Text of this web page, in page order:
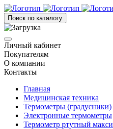
Поиск по каталогу
Личный кабинет
Покупателям
О компании
Контакты
Главная
Медицинская техника
Термометры (градусники)
Электронные термометры
Термометр ртутный